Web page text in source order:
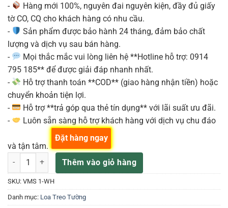
-
Hàng mới 100%, nguyên đai nguyên kiện, đầy đủ giấy
tờ CO, CQ cho khách hàng có nhu cầu.
-
Sản phẩm được bảo hành 24 tháng, đảm bảo chất
lượng và dịch vụ sau bán hàng.
-
Mọi thắc mắc vui lòng liên hệ **Hotline hỗ trợ: 0914
795 185** để được giải đáp nhanh nhất.
-
Hỗ trợ thanh toán **COD** (giao hàng nhận tiền) hoặc
chuyển khoản tiện lợi.
-
Hỗ trợ **trả góp qua thẻ tín dụng** với lãi suất ưu đãi.
-
Luôn sẵn sàng hỗ trợ khách hàng với dịch vụ chu đáo
và tận tâm.
Tannoy VMS 1-WH – Loa Lắp Đặt Passive (Giá 1 cái) số lượng
Thêm vào giỏ hàng
Đặt hàng ngay
SKU: VMS 1-WH
Danh mục: Loa Treo Tường